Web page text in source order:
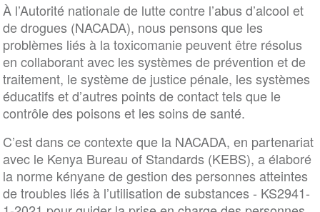
À l’Autorité nationale de lutte contre l’abus d’alcool et
de drogues (NACADA), nous pensons que les
problèmes liés à la toxicomanie peuvent être résolus
en collaborant avec les systèmes de prévention et de
traitement, le système de justice pénale, les systèmes
éducatifs et d’autres points de contact tels que le
contrôle des poisons et les soins de santé.
C’est dans ce contexte que la NACADA, en partenariat
avec le Kenya Bureau of Standards (KEBS), a élaboré
la norme kényane de gestion des personnes atteintes
de troubles liés à l’utilisation de substances - KS2941-